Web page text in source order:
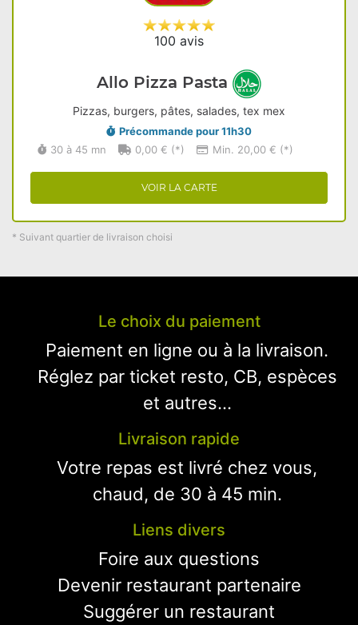
100 avis
Allo Pizza Pasta
Pizzas, burgers, pâtes, salades, tex mex
Précommande pour 11h30
30 à 45 mn
0,00 € (*) Min. 20,00 € (*)
VOIR LA CARTE
* Suivant quartier de livraison choisi
Le choix du paiement
Paiement en ligne ou à la livraison.
Réglez par ticket resto, CB, espèces
et autres...
Livraison rapide
Votre repas est livré chez vous,
chaud, de 30 à 45 min.
Liens divers
Foire aux questions
Devenir restaurant partenaire
Suggérer un restaurant